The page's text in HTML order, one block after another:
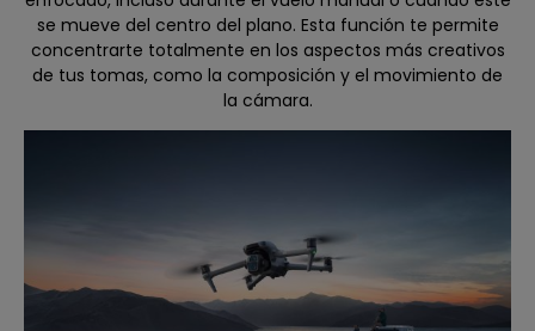
se mueve del centro del plano. Esta función te permite
concentrarte totalmente en los aspectos más creativos
de tus tomas, como la composición y el movimiento de
la cámara.